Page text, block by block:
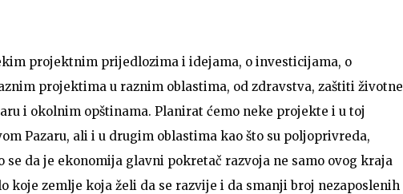
projektnim prijedlozima i idejama, o investicijama, o
projektima u raznim oblastima, od zdravstva, zaštiti životne
i okolnim opštinama. Planirat ćemo neke projekte i u toj
Pazaru, ali i u drugim oblastima kao što su poljoprivreda,
da je ekonomija glavni pokretač razvoja ne samo ovog kraja
koje zemlje koja želi da se razvije i da smanji broj nezaposlenih